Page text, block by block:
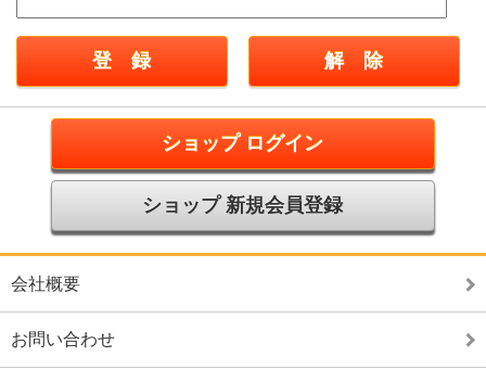
ショップ ログイン
ショップ 新規会員登録
会社概要
お問い合わせ